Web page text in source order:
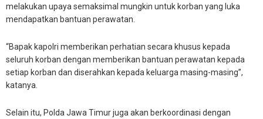
melakukan upaya semaksimal mungkin untuk korban yang luka
mendapatkan bantuan perawatan.
“Bapak kapolri memberikan perhatian secara khusus kepada
seluruh korban dengan memberikan bantuan perawatan kepada
setiap korban dan diserahkan kepada keluarga masing-masing”,
katanya.
Selain itu, Polda Jawa Timur juga akan berkoordinasi dengan